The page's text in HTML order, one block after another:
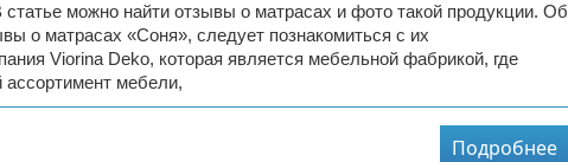
можно найти отзывы о матрасах и фото такой продукции. Об
о матрасах «Соня», следует познакомиться с их
Viorina Deko, которая является мебельной фабрикой, где
ассортимент мебели,
Подробнее